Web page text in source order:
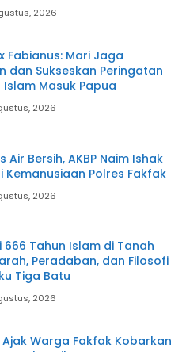
2026
Fabianus: Mari Jaga
dan Sukseskan Peringatan
Islam Masuk Papua
2026
Air Bersih, AKBP Naim Ishak
Kemanusiaan Polres Fakfak
2026
666 Tahun Islam di Tanah
Peradaban, dan Filosofi
Tiga Batu
2026
Warga Fakfak Kobarkan